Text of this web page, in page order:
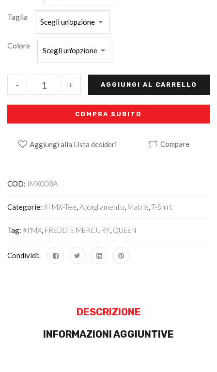
Taglia
Colore
+
- AGGIUNGI AL CARRELLO
COMPRA SUBITO
Aggiungi alla Lista desideri Compare
COD: IMX008A
Categorie: #I'MX-Tee,Abbigliamento, Matrix,T-Shirt
Tag: #I'MX, FREDDIE MERCURY, QUEEN
Condividi:
DESCRIZIONE
INFORMAZIONI AGGIUNTIVE